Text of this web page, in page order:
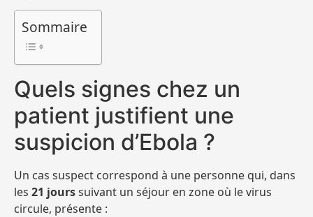
Sommaire
Quels signes chez un
patient justifient une
suspicion d’Ebola ?
Un cas suspect correspond à une personne qui, dans
les 21 jourssuivant un séjour en zone où le virus
circule, présente :